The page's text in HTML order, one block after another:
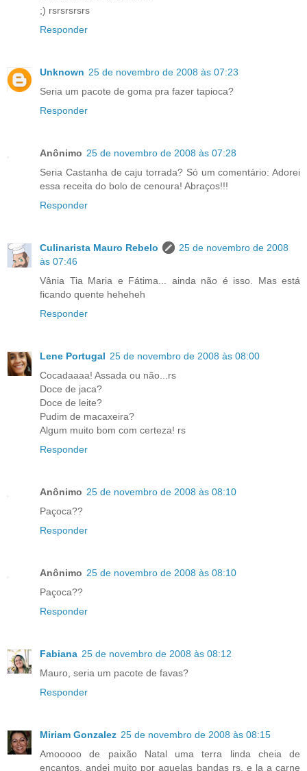
;) rsrsrsrsrs
Responder
Unknown 25 de novembro de 2008 às 07:23
Seria um pacote de goma pra fazer tapioca?
Responder
Anônimo 25 de novembro de 2008 às 07:28
Seria Castanha de caju torrada? Só um comentário: Adorei
essa receita do bolo de cenoura! Abraços!!!
Responder
Culinarista Mauro Rebelo
25 de novembro de 2008
às 07:46
Vânia Tia Maria e Fátima... ainda não é isso. Mas está
ficando quente heheheh
Responder
Lene Portugal 25 de novembro de 2008 às 08:00
Cocadaaaa! Assada ou não...rs
Doce de jaca?
Doce de leite?
Pudim de macaxeira?
Algum muito bom com certeza! rs
Responder
Anônimo 25 de novembro de 2008 às 08:10
Paçoca??
Responder
Anônimo 25 de novembro de 2008 às 08:10
Paçoca??
Responder
Fabiana 25 de novembro de 2008 às 08:12
Mauro, seria um pacote de favas?
Responder
Miriam Gonzalez 25 de novembro de 2008 às 08:15
Amooooo de paixão Natal uma terra linda cheia de
encantos, andei muito por aquelas bandas rs, e la a carne